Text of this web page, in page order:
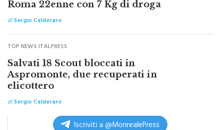
diSergio Calderaro
TOP NEWS ITALPRESS
Salvati 18 Scout bloccati in
Aspromonte, due recuperati in
elicottero
diSergio Calderaro
Iscriviti a @MonrealePress